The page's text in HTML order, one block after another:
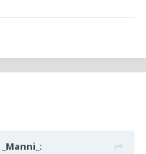
_Manni_ :